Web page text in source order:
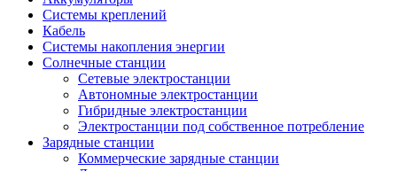
Системы креплений
Кабель
Системы накопления энергии
Солнечные станции
Сетевые электростанции
Автономные электростанции
Гибридные электростанции
Электростанции под собственное потребление
Зарядные станции
Коммерческие зарядные станции